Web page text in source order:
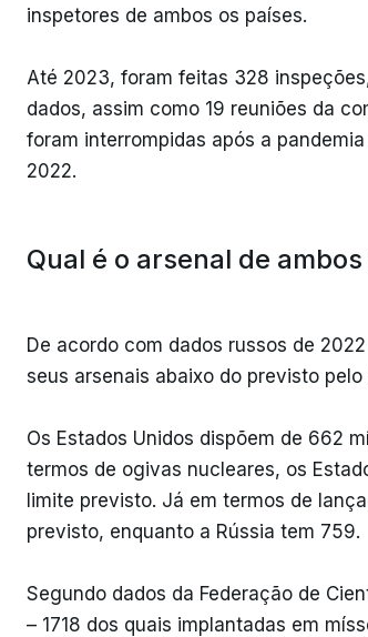
inspetores de ambos os países.
Até 2023, foram feitas 328
dados, assim como 19 reuniões da
foram interrompidas após a
2022.
Qual é o arsenal de
De acordo com dados russos de
seus arsenais abaixo do previsto pelo
Os Estados Unidos dispõem de 662
termos de ogivas nucleares, os
limite previsto. Já em termos de
previsto, enquanto a Rússia tem 759.
Segundo dados da Federação de
– 1718 dos quais implantadas em